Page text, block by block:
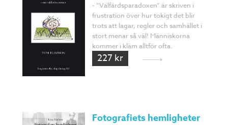
- ”Välfärdsparadoxen” är skriven i
frustration över hur tokigt det blir
trots att lagar, regler och samhället i
stort menar så väl! Människorna
kommer i kläm alltför ofta.
227 kr
Fotografiets hemligheter